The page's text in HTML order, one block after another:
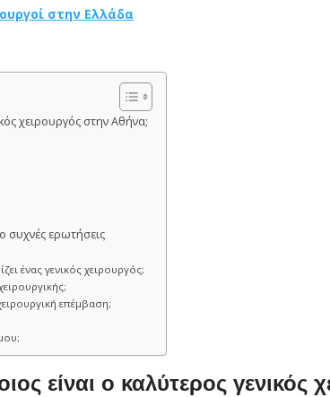
στην Ελλάδα
χειρουργός στην Αθήνα;
συχνές ερωτήσεις
ένας γενικός χειρουργός;
επέμβαση;
είναι ο καλύτερος